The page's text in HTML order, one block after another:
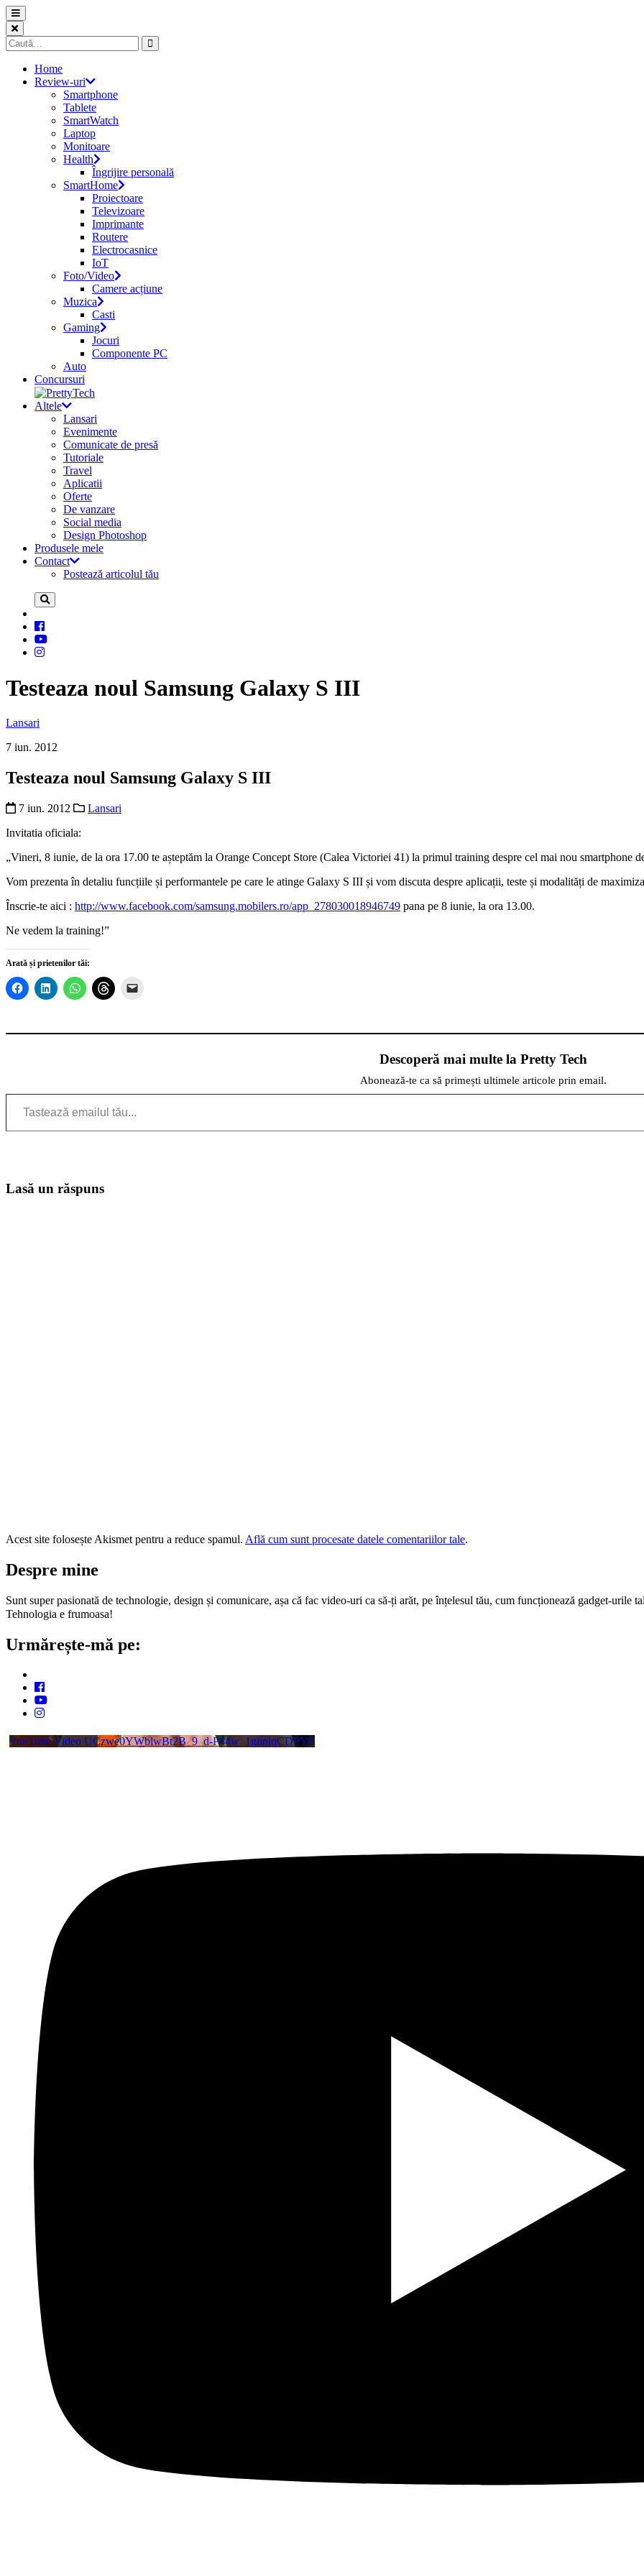
Skip
to
content
Caută
după:
Home
Review-uri
Smartphone
Tablete
SmartWatch
Laptop
Monitoare
Health
Îngrijire personală
SmartHome
Proiectoare
Televizoare
Imprimante
Routere
Electrocasnice
IoT
Foto/Video
Camere acțiune
Muzica
Casti
Gaming
Jocuri
Componente PC
Auto
Concursuri
Altele
Lansari
Evenimente
Comunicate de presă
Tutoriale
Travel
Aplicatii
Oferte
De vanzare
Social media
Design Photoshop
Produsele mele
Contact
Postează articolul tău
Testeaza noul Samsung Galaxy S III
Lansari
7 iun. 2012
Testeaza noul Samsung Galaxy S III
7 iun. 2012
Lansari
Invitatia oficiala:
„Vineri, 8 iunie, de la ora 17.00 te așteptăm la Orange Concept Store (Calea Victoriei 41) la primul training despre cel mai nou smartphone
Vom prezenta în detaliu funcțiile și performantele pe care le atinge Galaxy S III și vom discuta despre aplicații, teste și modalități de
Înscrie-te aici : http://www.facebook.com/samsung.mobilers.ro/app_278030018946749 pana pe 8 iunie, la ora 13.00.
Ne vedem la training!”
Arată și prietenilor tăi:
Descoperă mai multe la Pretty Tech
Abonează-te ca să primești ultimele articole prin email.
Tastează emailul tău...
Lasă un răspuns
Acest site folosește Akismet pentru a reduce spamul. Află cum sunt procesate datele comentariilor tale.
Despre mine
Sunt super pasionată de technologie, design și comunicare, așa că fac video-uri ca să-ți arăt, pe înțelesul tău, cum funcționează gadget-urile
Tehnologia e frumoasa!
Urmărește-mă pe:
YouTube Video UCzwe0YWblwBt2B_9_d-P44w_1ghplqCDPYA